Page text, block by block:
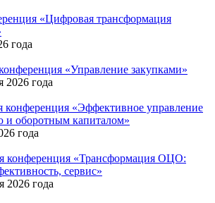
«Цифровая трансформация
года
«Управление закупками»
2026 года
конференция «Эффективное управление
и оборотным капиталом»
года
конференция «Трансформация ОЦО:
сервис»
2026 года